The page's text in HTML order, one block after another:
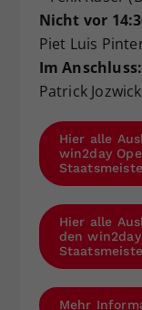
Nicht vor
Piet Luis
Im Anschluss:
Patrick
Hier alle
win2day
Hier alle
den
Mehr